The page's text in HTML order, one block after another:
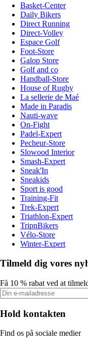
Basket-Center
Daily Bikers
Direct Running
Direct-Volley
Espace Golf
Foot-Store
Galop Store
Golf and co
Handball-Store
House of Rugby
La sellerie de Maé
Made in Paradis
Nauti-wave
On-Fight
Padel-Expert
Pecheur-Store
Slowood Interior
Smash-Expert
Sneak'In
Sneakids
Sport is good
Training-Fit
Trek-Expert
Triathlon-Expert
TripnBikers
Vélo-Store
Winter-Expert
Tilmeld dig vores
Få 10 % rabat ved at
Hold kontakten
Find os på sociale medier